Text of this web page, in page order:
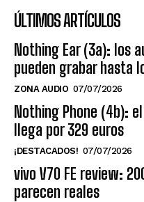
ÚLTIMOS ARTÍCULOS
Nothing Ear (3a): los
pueden grabar hasta
ZONA AUDIO 07/07/2026
Nothing Phone (4b):
llega por 329 euros
¡DESTACADOS! 07/07/2026
vivo V70 FE review:
parecen reales